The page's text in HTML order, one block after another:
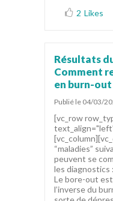
2 Likes
Résultats
Comment
en burn-out
Publié le 04/03/
[vc_row
“maladies”
peuvent se
les diagnostics
Le bore-out
l’inverse du